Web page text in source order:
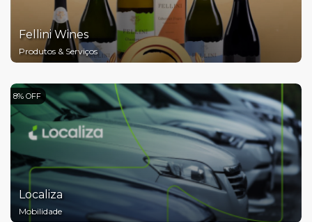
Fellini Wines
Produtos & Serviços
8% OFF
Localiza
Mobilidade